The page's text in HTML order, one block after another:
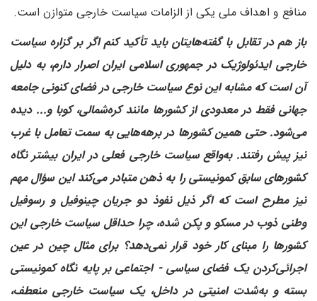
منافع و اهداف ملی یکی از الزامات سیاست خارجی متوازن است.
‌باز هم در تقابل با گفته‌هایتان باید تأکید کنم اگر بر گزاره سیاست
خارجی ایدئولوژیک در جمهوری اسلامی ایران اصرار دارم، به دلیل
آن است که مشابه این نوع سیاست خارجی در فضای کنونی جامعه
جهانی فقط در معدودی از کشورها مانند کره‌شمالی، کوبا و‌... دیده
می‌شود. حتی همین کشورها در برهه‌هایی به سمت تعامل با غرب
نیز پیش رفتند. به‌واقع سیاست خارجی فعلی در ایران بیشتر نگاه
کشورهای سابق کمونیستی را به ذهن متبادر می‌کند این سؤال مهم
نیز مطرح است که اگر ذیل نفوذ دو جریان چینوفیل و رسوفیل
وطنی ذوب در مسکو و پکن شده‌، چرا حداقل سیاست خارجی این
کشورها را مبنای کار خود قرار نمی‌دهد؟ برای مثال چین در عین
اجرائی‌کردن یک فضای سیاسی - اجتماعی بر پایه نگاه کمونیستی
بسته و به‌شدت امنیتی در داخل، یک سیاست خارجی منعطف،